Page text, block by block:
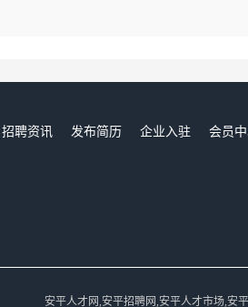
招聘资讯 发布简历 企业入驻 会员
安平人才网,安平招聘网,安平人才市场,安